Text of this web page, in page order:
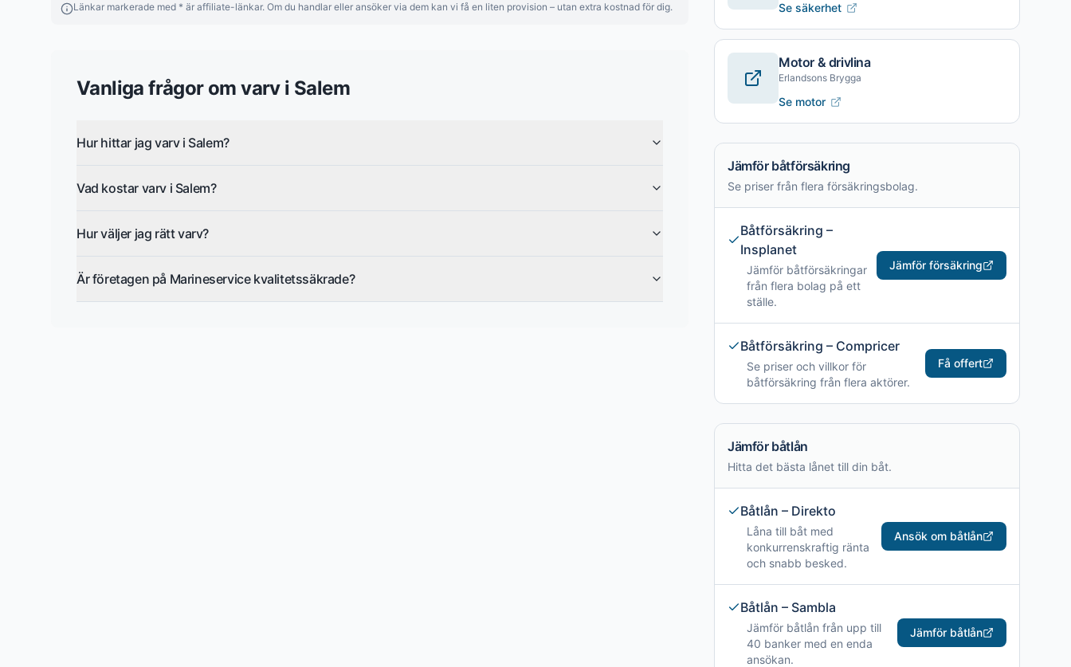
Länkar markerade med * är affiliate-länkar. Om du handlar eller ansöker via dem kan vi få en liten provision – utan extra kostnad för dig.
Vanliga frågor omvarvi Salem
Hur hittar jag varv i Salem?
Vad kostar varv i Salem?
Hur väljer jag rätt varv?
Är företagen på Marineservice kvalitetssäkrade?
Se säkerhet
Motor & drivlina
Erlandsons Brygga
Se motor
Jämför båtförsäkring
Se priser från flera försäkringsbolag.
Båtförsäkring –
Insplanet
Jämför båtförsäkringar
från flera bolag på ett
ställe.
Jämför försäkring
Båtförsäkring – Compricer
Se priser och villkor för
båtförsäkring från flera aktörer.
Få offert
Jämför båtlån
Hitta det bästa lånet till din båt.
Båtlån – Direkto
Låna till båt med
konkurrenskraftig ränta
och snabb besked.
Ansök om båtlån
Båtlån – Sambla
Jämför båtlån från upp till
40 banker med en enda
ansökan.
Jämför båtlån